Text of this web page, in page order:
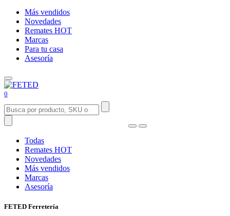
Más vendidos
Novedades
Remates HOT
Marcas
Para tu casa
Asesoría
0
Todas
Remates HOT
Novedades
Más vendidos
Marcas
Asesoría
FETED Ferretería